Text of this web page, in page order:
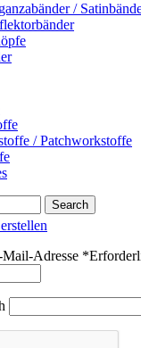
/
/ Patchworkstoffe
Search
Mail-Adresse *